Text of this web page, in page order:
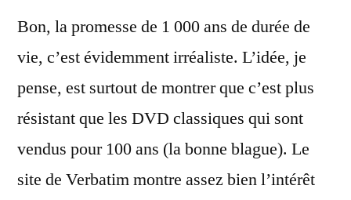
Bon, la promesse de 1 000 ans de durée de
vie, c’est évidemment irréaliste. L’idée, je
pense, est surtout de montrer que c’est plus
résistant que les DVD classiques qui sont
vendus pour 100 ans (la bonne blague). Le
site de Verbatim montre assez bien l’intérêt